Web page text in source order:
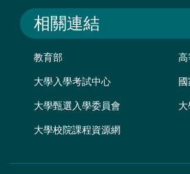
相關連結
教育部 高
大學入學考試中心
大學甄選入學委員會
大學校院課程資源網